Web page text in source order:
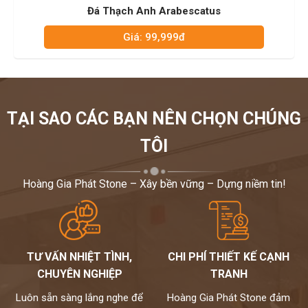
Đá Thạch Anh Arabescatus
Giá: 99,999đ
TẠI SAO CÁC BẠN NÊN CHỌN CHÚNG
TÔI
Hoàng Gia Phát Stone – Xây bền vững – Dựng niềm tin!
TƯ VẤN NHIỆT TÌNH,
CHUYÊN NGHIỆP
Luôn sẵn sàng lắng nghe để
CHI PHÍ THIẾT KẾ CẠNH
TRANH
Hoàng Gia Phát Stone đảm